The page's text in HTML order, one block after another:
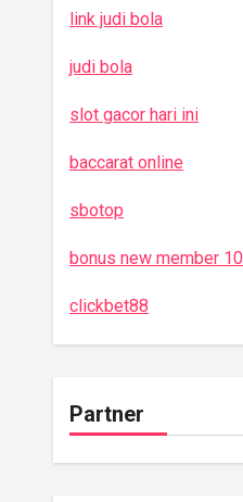
link judi bola
judi bola
slot gacor hari ini
baccarat online
sbotop
bonus new member
clickbet88
Partner